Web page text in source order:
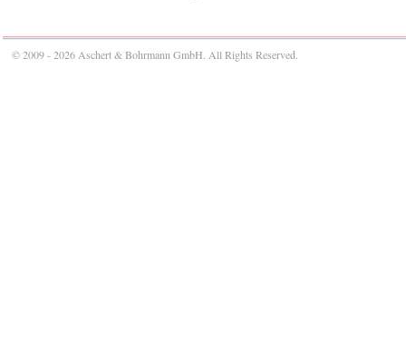
© 2009 - 2026 Aschert & Bohrmann GmbH. All Rights Reserved.